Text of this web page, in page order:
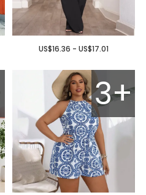
US$16.36 - US$17.01
3+